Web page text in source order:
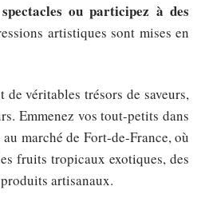
ou participez à des
artistiques sont mises en
véritables trésors de saveurs,
Emmenez vos tout-petits dans
marché de Fort-de-France, où
fruits tropicaux exotiques, des
artisanaux.